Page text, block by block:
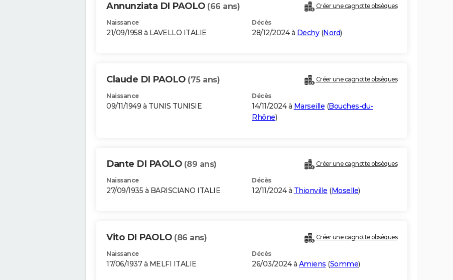
Annunziata DI PAOLO (66 ans) Créer une cagnotte obsèques
Naissance
21/09/1958 à LAVELLO ITALIE
Décès
28/12/2024 à Dechy(Nord)
Claude DI PAOLO (75 ans) Créer une cagnotte obsèques
Naissance
09/11/1949 à TUNIS TUNISIE
Décès
14/11/2024 à Marseille (Bouches-du-
Rhône)
Dante DI PAOLO (89 ans) Créer une cagnotte obsèques
Naissance
27/09/1935 à BARISCIANO ITALIE
Décès
12/11/2024 à Thionville (Moselle)
Vito DI PAOLO (86 ans) Créer une cagnotte obsèques
Naissance
17/06/1937 à MELFI ITALIE
Décès
26/03/2024 à Amiens (Somme)